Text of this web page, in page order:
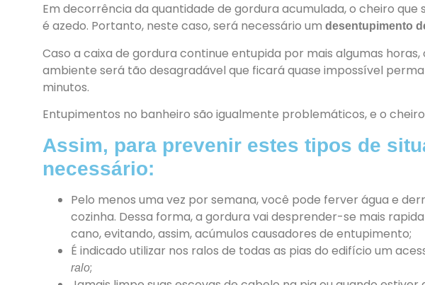
Em decorrência da quantidade de gordura acumulada, o cheiro que
é azedo. Portanto, neste caso, será necessário um desentupimento
Caso a caixa de gordura continue entupida por mais algumas horas,
ambiente será tão desagradável que ficará quase impossível
minutos.
Entupimentos no banheiro são igualmente problemáticos, e o
Assim, para prevenir estes tipos de
necessário:
Pelo menos uma vez por semana, você pode ferver água e
cozinha. Dessa forma, a gordura vai desprender-se mais
cano, evitando, assim, acúmulos causadores de entupimento;
É indicado utilizar nos ralos de todas as pias do edifício um
ralo;